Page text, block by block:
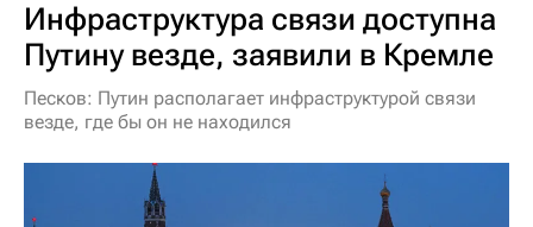
Инфраструктура связи доступна
Путину везде, заявили в Кремле
Песков: Путин располагает инфраструктурой связи
везде, где бы он не находился